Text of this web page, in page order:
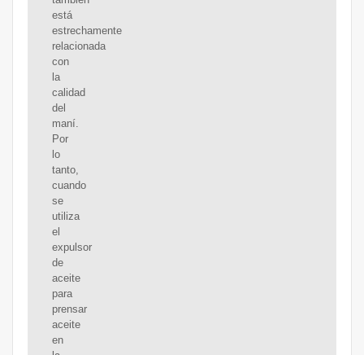
está
estrechamente
relacionada
con
la
calidad
del
maní.
Por
lo
tanto,
cuando
se
utiliza
el
expulsor
de
aceite
para
prensar
aceite
en